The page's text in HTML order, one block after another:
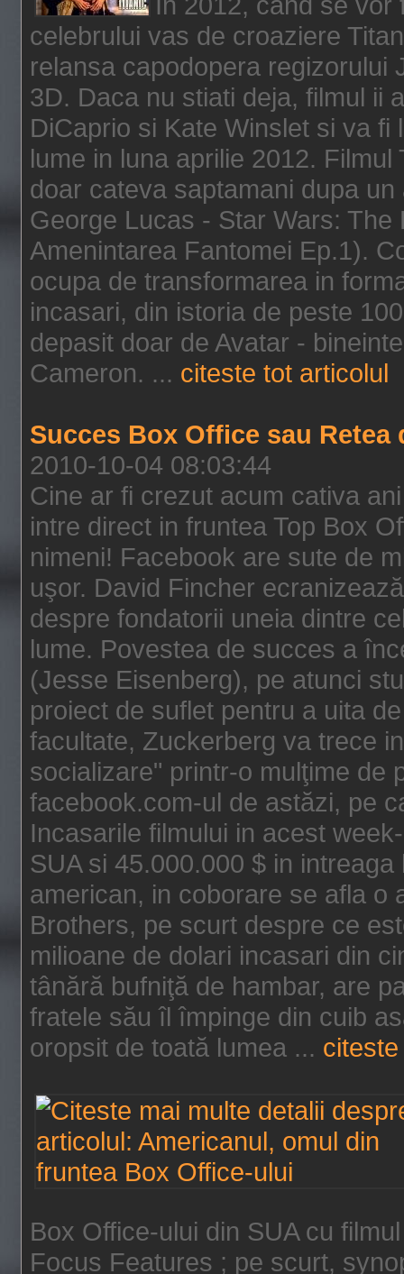
celebrului vas de croaziere
relansa capodopera regizorului
3D. Daca nu stiati deja, filmul ii
DiCaprio si Kate Winslet si va
lume in luna aprilie 2012.
doar cateva saptamani dupa
George Lucas - Star Wars:
Amenintarea Fantomei Ep.1).
ocupa de transformarea in
incasari, din istoria de peste
depasit doar de Avatar -
Cameron. ... citeste tot articolul
Succes Box Office sau Retea
2010-10-04 08:03:44
Cine ar fi crezut acum cativa
intre direct in fruntea Top Box
nimeni! Facebook are sute de
uşor. David Fincher
despre fondatorii uneia dintre
lume. Povestea de succes a
(Jesse Eisenberg), pe atunci
proiect de suflet pentru a uita
facultate, Zuckerberg va trece
socializare" printr-o mulţime de
facebook.com-ul de astăzi, pe
Incasarile filmului in acest
SUA si 45.000.000 $ in
american, in coborare se afla o
Brothers, pe scurt despre ce
milioane de dolari incasari din
tânără bufniţă de hambar, are
fratele său îl împinge din cuib
oropsit de toată lumea ...
Box Office-ului din SUA cu
Focus Features ; pe scurt,